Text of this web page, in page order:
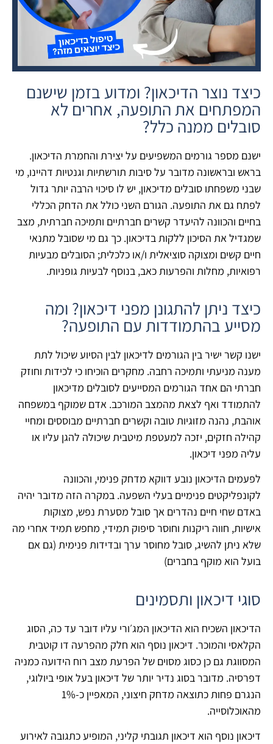
כיצד נוצר הדיכאון? ומדוע בזמן שישנם
המפתחים את התופעה, אחרים לא
סובלים ממנה כלל?
ישנם מספר גורמים המשפיעים על יצירת והחמרת הדיכאון.
בראש ובראשונה מדובר על סיבות תורשתיות וגנטיות דהיינו, מי
שבני משפחתו סובלים מדיכאון, יש לו סיכוי הרבה יותר גדול
לפתח גם את התופעה. הגורם השני כולל את הדחק הכללי
בחיים והכוונה להיעדר קשרים חברתיים ותמיכה חברתית, מצב
שמגדיל את הסיכון ללקות בדיכאון. כך גם מי שסובל מתנאי
חיים קשים ומצוקה סוציאלית ו/או כלכלית; הסובלים מבעיות
רפואיות, מחלות והפרעות כאב, בנוסף לבעיות גופניות.
כיצד ניתן להתגונן מפני דיכאון? ומה
מסייע בהתמודדות עם התופעה?
ישנו קשר ישיר בין הגורמים לדיכאון לבין הסיוע שיכול לתת
מענה מניעתי ותמיכה רחבה. מחקרים הוכיחו כי לכידות וחוזק
חברתי הם אחד הגורמים המסייעים לסובלים מדיכאון
להתמודד ואף לצאת מהמצב המורכב. אדם שמוקף במשפחה
אוהבת, נהנה מזוגיות טובה וקשרים חברתיים מבוססים ומחיי
קהילה חזקים, יזכה למעטפת מיטבית שיכולה להגן עליו או
עליה מפני דיכאון.
לפעמים הדיכאון נובע דווקא מדחק פנימי, והכוונה
לקונפליקטים פנימיים בעלי השפעה. במקרה הזה מדובר יהיה
באדם שחי חיים נהדרים אך סובל מסערת נפש, מצוקות
אישיות, חווה ריקנות וחוסר סיפוק תמידי, מחפש תמיד אחרי מה
שלא ניתן להשיג, סובל מחוסר ערך ובדידות פנימית (גם אם
בועל הוא מוקף בחברים)
סוגי דיכאון ותסמינים
הדיכאון השכיח הוא הדיכאון המג׳ורי עליו דובר עד כה, הסוג
הקלאסי והמוכר. דיכאון נוסף הוא חלק מהפרעה דו קוטבית
המסווגת גם כן כסוג מסוים של הפרעת מצב רוח הידועה כמניה
דפרסיה. מדובר בסוג נדיר יותר של דיכאון בעל אופי ביולוגי,
הנגרם פחות כתוצאה מדחק חיצוני, המאפיין כ-1%
מהאוכלוסייה.
דיכאון נוסף הוא דיכאון תגובתי קליני, המופיע כתגובה לאירוע